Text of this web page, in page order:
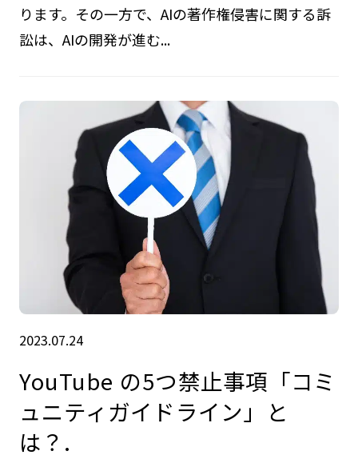
ります。その一方で、AIの著作権侵害に関する訴
訟は、AIの開発が進む...
2023.07.24
YouTube の5つ禁止事項「コミ
ュニティガイドライン」と
は？.